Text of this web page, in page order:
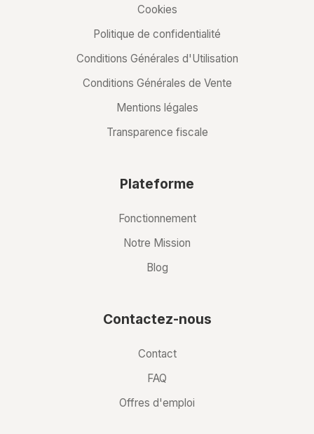
Cookies
Politique de confidentialité
Conditions Générales d'Utilisation
Conditions Générales de Vente
Mentions légales
Transparence fiscale
Plateforme
Fonctionnement
Notre Mission
Blog
Contactez-nous
Contact
FAQ
Offres d'emploi